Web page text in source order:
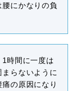
にかなりの負
時間に一度は
らないように
の原因になり